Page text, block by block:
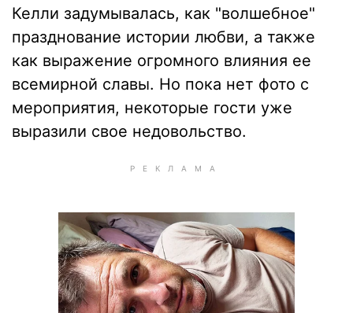
Келли задумывалась, как "волшебное"
празднование истории любви, а также
как выражение огромного влияния ее
всемирной славы. Но пока нет фото с
мероприятия, некоторые гости уже
выразили свое недовольство.